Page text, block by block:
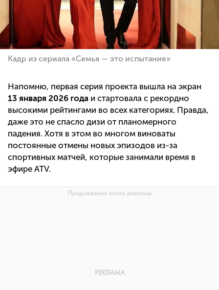
Кадр из сериала «Семья — это испытание»
Напомню, первая серия проекта вышла на экран
13 января 2026 года и стартовала с рекордно
высокими рейтингами во всех категориях. Правда,
даже это не спасло дизи от планомерного
падения. Хотя в этом во многом виноваты
постоянные отмены новых эпизодов из-за
спортивных матчей, которые занимали время в
эфире ATV.